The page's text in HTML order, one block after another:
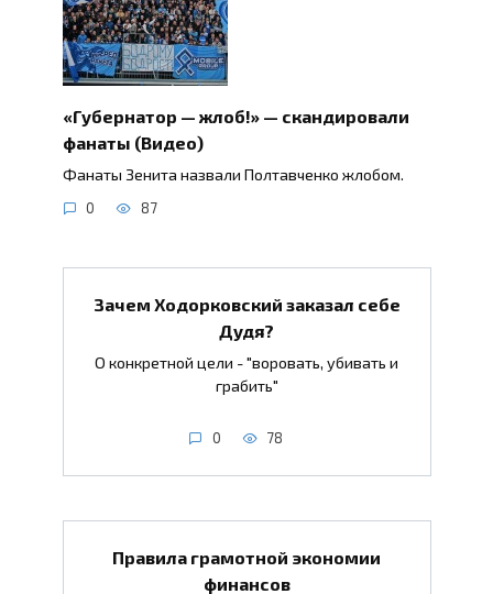
«Губернатор — жлоб!» — скандировали
фанаты (Видео)
Фанаты Зенита назвали Полтавченко жлобом.
0 87
Зачем Ходорковский заказал себе
Дудя?
О конкретной цели - "воровать, убивать и
грабить"
0 78
Правила грамотной экономии
финансов